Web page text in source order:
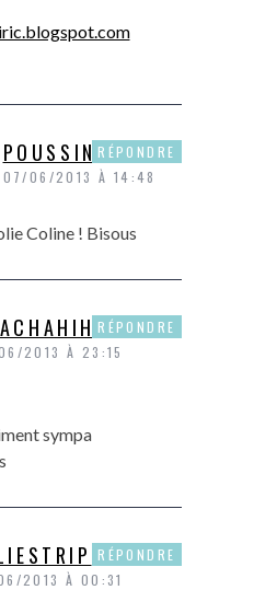
POUSSINE
07/06/2013 À 14:48
Coline ! Bisous
RÉPONDRE
2013 À 23:15
sympa
RÉPONDRE
2013 À 00:31
RÉPONDRE